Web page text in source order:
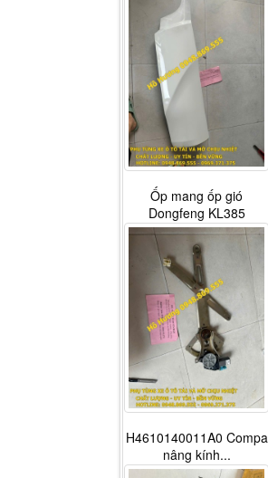
Ốp mang ốp gió
Dongfeng KL385
H4610140011A0 Compa
nâng kính...